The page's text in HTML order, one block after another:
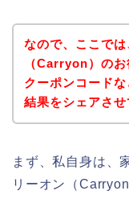
なので、ここで
（Carryon）の
クーポンコード
結果をシェアさせ
まず、私自身は、
リーオン（